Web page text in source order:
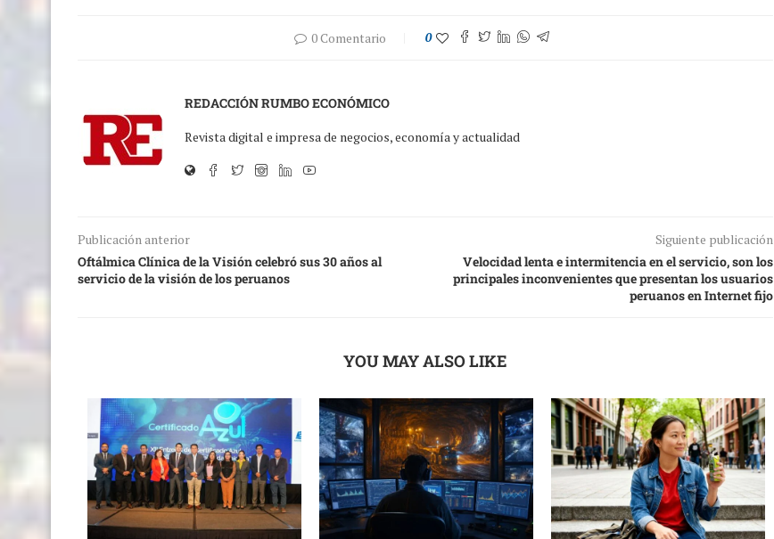
0 Comentario 0
REDACCIÓN RUMBO ECONÓMICO
Revista digital e impresa de negocios, economía y actualidad
Publicación anterior
Oftálmica Clínica de la Visión celebró sus 30 años al
servicio de la visión de los peruanos
Siguiente publicación
Velocidad lenta e intermitencia en el servicio, son los
principales inconvenientes que presentan los usuarios
peruanos en Internet fijo
YOU MAY ALSO LIKE